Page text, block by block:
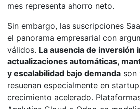
mes representa ahorro neto.
Sin embargo, las suscripciones
el panorama empresarial con
válidos. La ausencia de inversión
actualizaciones automáticas,
y escalabilidad bajo demanda son
resuenan especialmente en
crecimiento acelerado.